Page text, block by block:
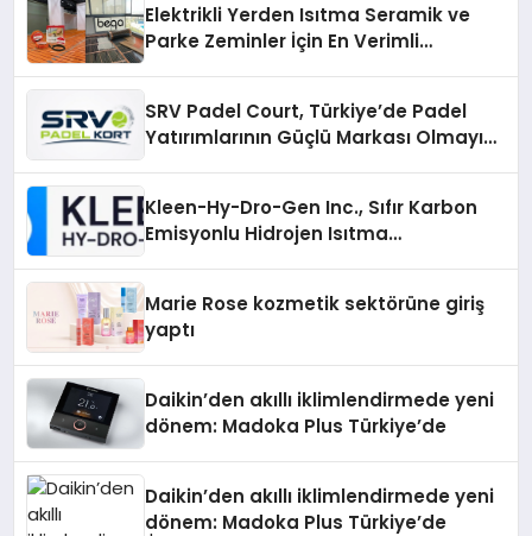
Elektrikli Yerden Isıtma Seramik ve
Parke Zeminler İçin En Verimli
SRV Padel Court, Türkiye’de Padel
Yatırımlarının Güçlü Markası Olmayı
Kleen-Hy-Dro-Gen Inc., Sıfır Karbon
Emisyonlu Hidrojen Isıtma
Marie Rose kozmetik sektörüne giriş
yaptı
Daikin’den akıllı iklimlendirmede yeni
dönem: Madoka Plus Türkiye’de
Daikin’den akıllı iklimlendirmede yeni
dönem: Madoka Plus Türkiye’de